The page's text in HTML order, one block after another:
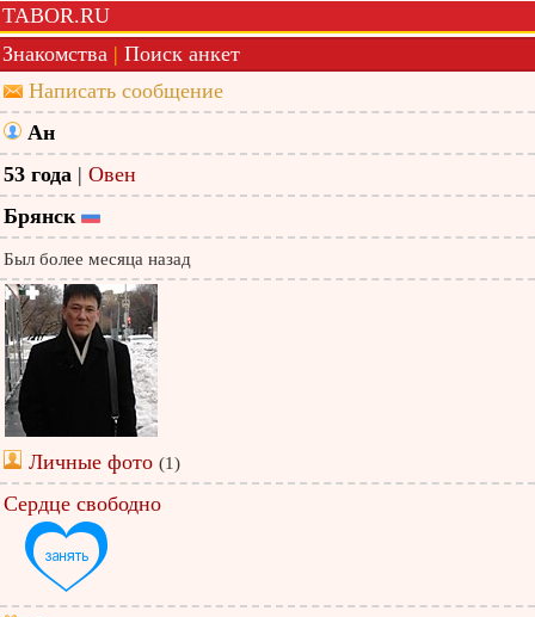
TABOR.RU
Знакомства | Поиск анкет
Написать сообщение
Ан
53 года | Овен
Брянск
Был более месяца назад
Личные фото (1)
Сердце свободно